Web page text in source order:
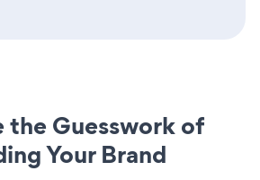
the Guesswork of
Your Brand